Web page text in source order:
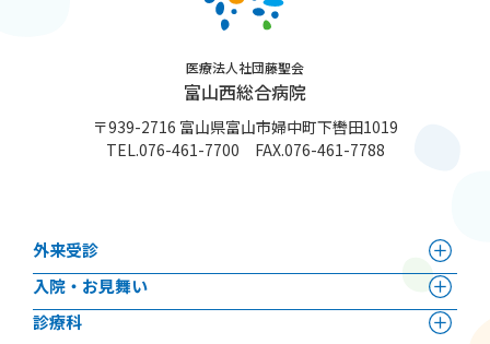
医療法人社団藤聖会
富山西総合病院
〒939-2716 富山県富山市婦中町下轡田1019
TEL.076-461-7700 FAX.076-461-7788
外来受診
⼊院・お見舞い
診療科